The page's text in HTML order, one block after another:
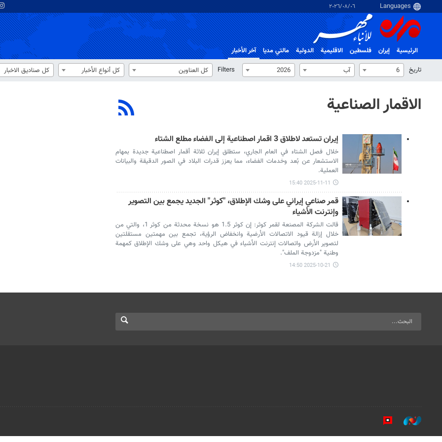
٠٦‏/٠٨‏/٢٠٢٦
الرئيسية إيران فلسطین الاقلیمیة الدولية مالتي مدیا
آخر الأخبار
تاریخ
6 آب 2026
Filters كل العناوين كل أنواع الأخبار كل صناديق الاخبار
الاقمار الصناعية
إيران تستعد لاطلاق 3 اقمار اصطناعية إلى الفضاء مطلع الشتاء
خلال فصل الشتاء في العام الجاري، ستطلق إيران ثلاثة أقمار اصطناعية جديدة بمهام
الاستشعار عن بُعد وخدمات الفضاء، مما يعزز قدرات البلاد في الصور الدقيقة والبيانات
العملية.
2025-11-11 15:40
قمر صناعي إيراني على وشك الإطلاق، "كوثر" الجديد يجمع بين التصوير
وإنترنت الأشياء
قالت الشركة المصنعة لقمر كوثر: إن كوثر 1.5 هو نسخة محدثة من كوثر 1، والتي من
خلال إزالة قيود الاتصالات الأرضية وانخفاض الرؤية، تجمع بين مهمتين مستقلتين
لتصوير الأرض واتصالات إنترنت الأشياء في هيكل واحد وهي على وشك الإطلاق كمهمة
وطنية "مزدوجة الملف".
2025-10-21 14:50